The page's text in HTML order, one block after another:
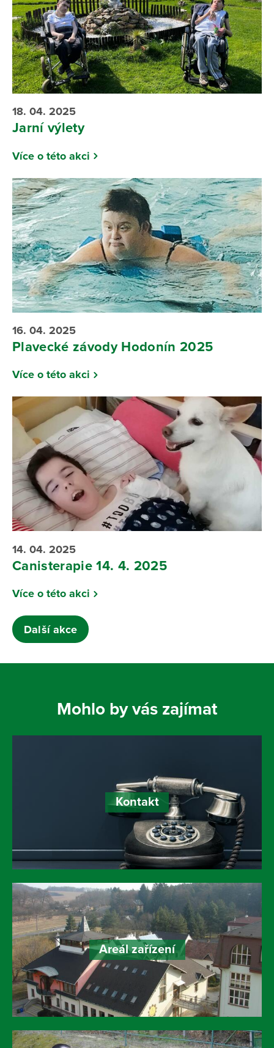
18. 04. 2025
Jarní výlety
Více o této akci
16. 04. 2025
Plavecké závody Hodonín 2025
Více o této akci
14. 04. 2025
Canisterapie 14. 4. 2025
Více o této akci
Další akce
Mohlo by vás zajímat
Kontakt
Areál zařízení